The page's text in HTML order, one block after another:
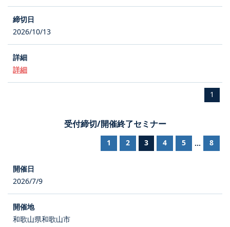
2026/10/13
詳細
1
受付締切/開催終了セミナー
1 2 3 4 5 ... 8
2026/7/9
和歌山県和歌山市